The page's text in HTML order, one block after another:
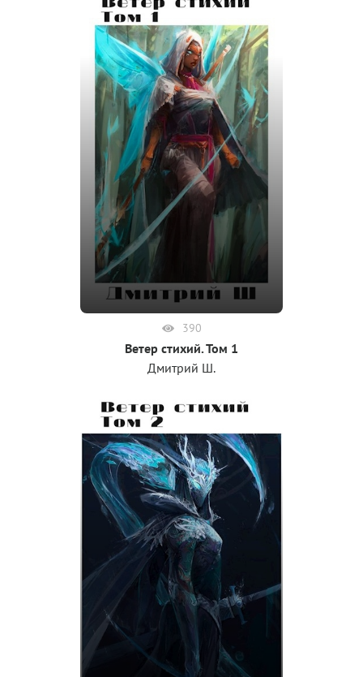
390
Ветер стихий. Том 1
Дмитрий Ш.